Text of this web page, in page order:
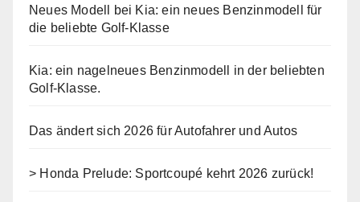
Neues Modell bei Kia: ein neues Benzinmodell für
die beliebte Golf-Klasse
Kia: ein nagelneues Benzinmodell in der beliebten
Golf-Klasse.
Das ändert sich 2026 für Autofahrer und Autos
> Honda Prelude: Sportcoupé kehrt 2026 zurück!